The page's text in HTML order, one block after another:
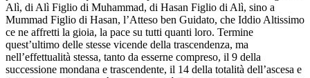
Alì, di Alì Figlio di Muhammad, di Hasan Figlio di Alì, sino a
Mummad Figlio di Hasan, l’Atteso ben Guidato, che Iddio Altissimo
ce ne affretti la gioia, la pace su tutti quanti loro. Termine
quest’ultimo delle stesse vicende della trascendenza, ma
nell’effettualità stessa, tanto da esserne compreso, il 9 della
successione mondana e trascendente, il 14 della totalità dell’ascesa e